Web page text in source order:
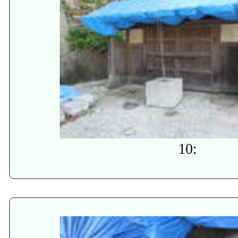
10: